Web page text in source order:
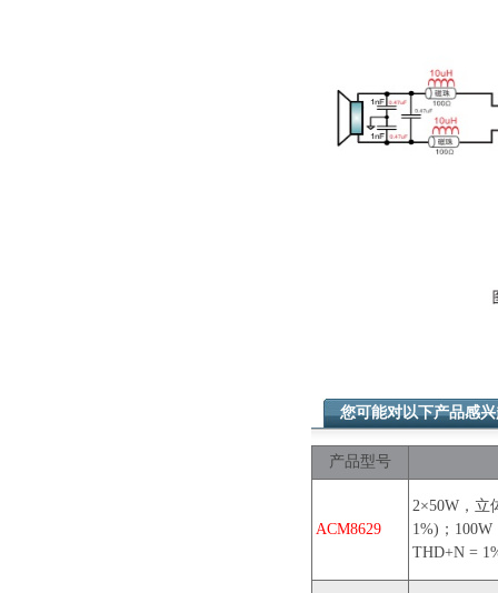
您可能对以下产品感
产品型号
ACM8629
2×50W，立
1%)；
THD+N =